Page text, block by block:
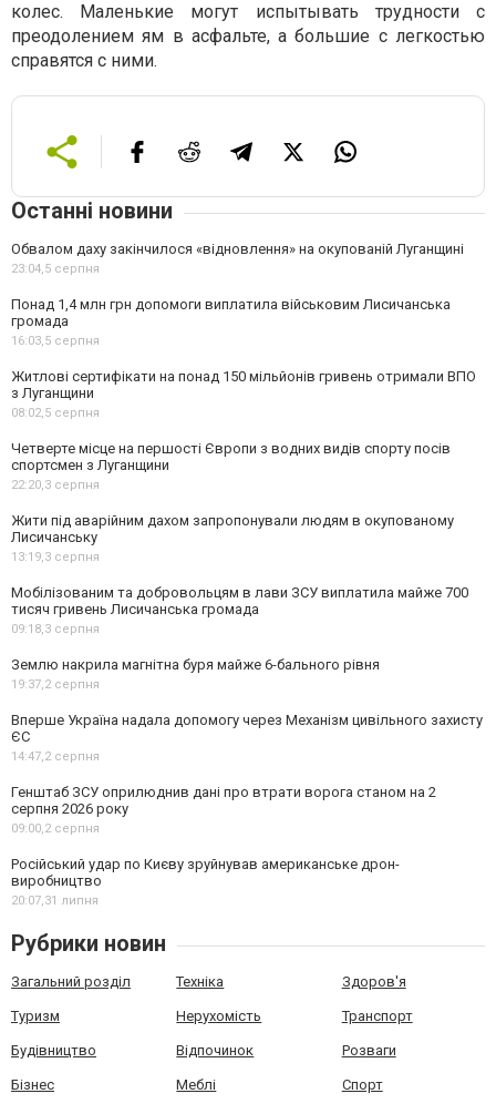
колес. Маленькие могут испытывать трудности с
преодолением ям в асфальте, а большие с легкостью
справятся с ними.
Останні новини
Обвалом даху закінчилося «відновлення» на окупованій Луганщині
23:04,5 серпня
Понад 1,4 млн грн допомоги виплатила військовим Лисичанська
громада
16:03,5 серпня
Житлові сертифікати на понад 150 мільйонів гривень отримали ВПО
з Луганщини
08:02,5 серпня
Четверте місце на першості Європи з водних видів спорту посів
спортсмен з Луганщини
22:20,3 серпня
Жити під аварійним дахом запропонували людям в окупованому
Лисичанську
13:19,3 серпня
Мобілізованим та добровольцям в лави ЗСУ виплатила майже 700
тисяч гривень Лисичанська громада
09:18,3 серпня
Землю накрила магнітна буря майже 6-бального рівня
19:37,2 серпня
Вперше Україна надала допомогу через Механізм цивільного захисту
ЄС
14:47,2 серпня
Генштаб ЗСУ оприлюднив дані про втрати ворога станом на 2
серпня 2026 року
09:00,2 серпня
Російський удар по Києву зруйнував американське дрон-
виробництво
20:07,31 липня
Рубрики новин
Загальний розділ Техніка Здоров'я
Туризм Нерухомість Транспорт
Будівництво Відпочинок Розваги
Бізнес Меблі Спорт